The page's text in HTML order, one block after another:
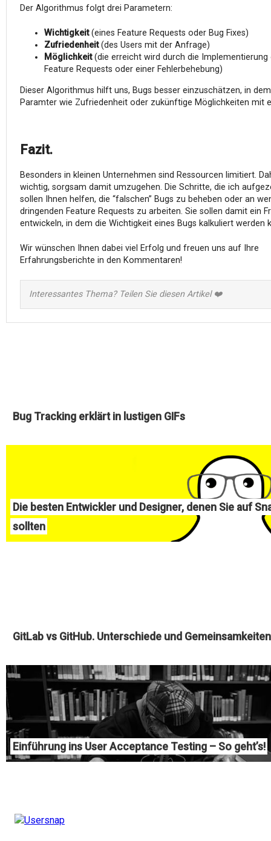
Der Algorithmus folgt drei Parametern:
Wichtigkeit(eines Feature Requests oder Bug Fixes)
Zufriedenheit(des Users mit der Anfrage)
Möglichkeit(die erreicht wird durch die Implementierung
Feature Requests oder einer Fehlerbehebung)
Dieser Algorithmus hilft uns, Bugs besser einzuschätzen, in
Paramter wie Zufriedenheit oder zukünftige Möglichkeiten mit
Fazit.
Besonders in kleinen Unternehmen sind Ressourcen limitiert.
wichtig, sorgsam damit umzugehen. Die Schritte, die ich
sollen Ihnen helfen, die “falschen” Bugs zu beheben oder an
dringenden Feature Requests zu arbeiten. Sie sollen damit ein
entwickeln, in dem die Wichtigkeit eines Bugs kalkuliert werden
Wir wünschen Ihnen dabei viel Erfolg und freuen uns auf Ihre
Erfahrungsberichte in den Kommentaren!
Interessantes Thema? Teilen Sie diesen Artikel ❤️
Bug Tracking erklärt in lustigen GIFs
Die besten Entwickler und Designer, denen Sie auf
sollten
GitLab vs GitHub. Unterschiede und
Einführung ins User Acceptance Testing – So geht’s!